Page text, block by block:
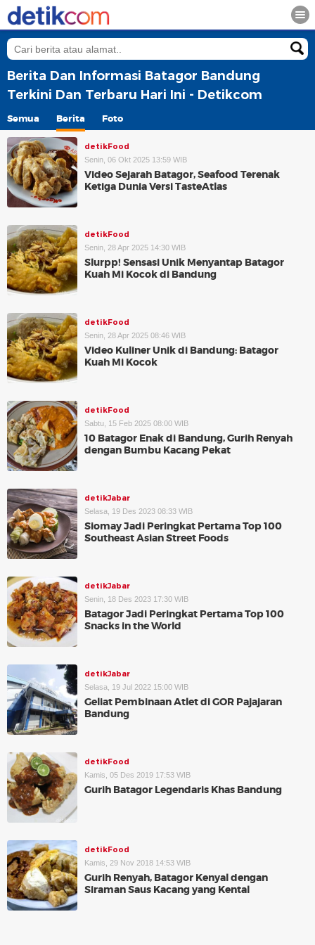
Berita Dan Informasi Batagor Bandung
Terkini Dan Terbaru Hari Ini - Detikcom
Semua Berita Foto
detikFood
Senin, 06 Okt 2025 13:59 WIB
Video Sejarah Batagor, Seafood Terenak
Ketiga Dunia Versi TasteAtlas
detikFood
Senin, 28 Apr 2025 14:30 WIB
Slurpp! Sensasi Unik Menyantap Batagor
Kuah Mi Kocok di Bandung
detikFood
Senin, 28 Apr 2025 08:46 WIB
Video Kuliner Unik di Bandung: Batagor
Kuah Mi Kocok
detikFood
Sabtu, 15 Feb 2025 08:00 WIB
10 Batagor Enak di Bandung, Gurih Renyah
dengan Bumbu Kacang Pekat
detikJabar
Selasa, 19 Des 2023 08:33 WIB
Siomay Jadi Peringkat Pertama Top 100
Southeast Asian Street Foods
detikJabar
Senin, 18 Des 2023 17:30 WIB
Batagor Jadi Peringkat Pertama Top 100
Snacks in the World
detikJabar
Selasa, 19 Jul 2022 15:00 WIB
Geliat Pembinaan Atlet di GOR Pajajaran
Bandung
detikFood
Kamis, 05 Des 2019 17:53 WIB
Gurih Batagor Legendaris Khas Bandung
detikFood
Kamis, 29 Nov 2018 14:53 WIB
Gurih Renyah, Batagor Kenyal dengan
Siraman Saus Kacang yang Kental